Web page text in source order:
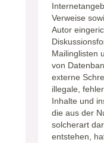
Verweise
Autor
Mailinglisten
von
externe
illegale,
Inhalte und
die aus der
solcherart
entstehen,